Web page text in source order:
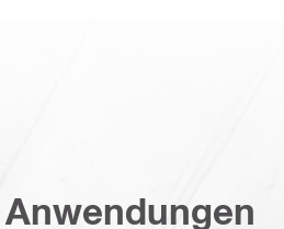
Anwendungen